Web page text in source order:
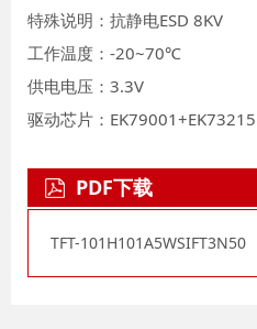
特殊说明：抗静电ESD 8KV
工作温度：-20~70℃
供电电压：3.3V
驱动芯片：EK79001+EK73215
PDF下载
TFT-101H101A5WSIFT3N50